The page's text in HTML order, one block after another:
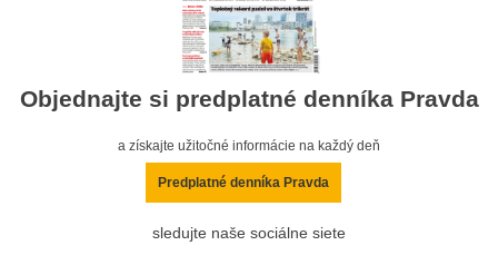
Objednajte si predplatné denníka Pravda
a získajte užitočné informácie na každý deň
Predplatné denníka Pravda
sledujte naše sociálne siete